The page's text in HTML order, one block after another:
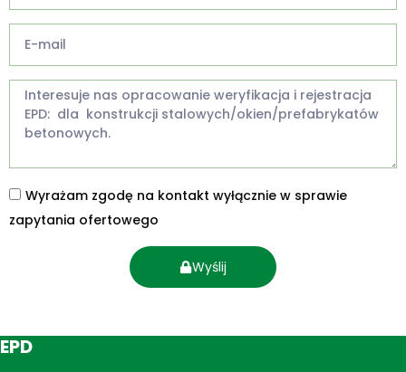
Wyrażam zgodę na kontakt wyłącznie w sprawie
zapytania ofertowego
Wyślij
EPD